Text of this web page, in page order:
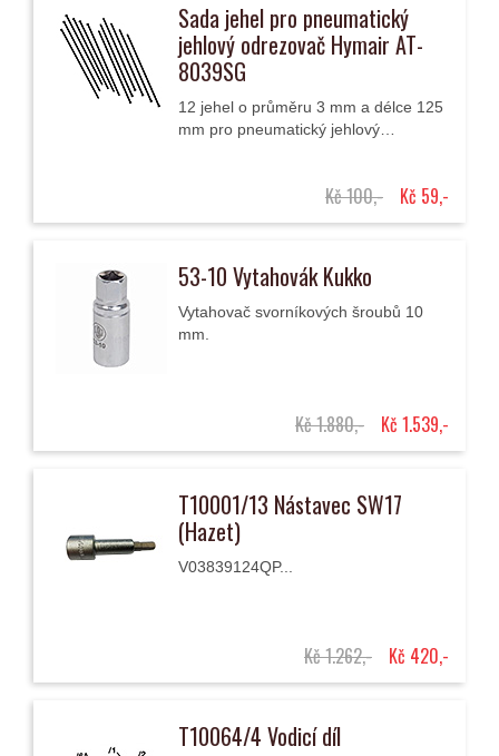
Sada jehel pro pneumatický
jehlový odrezovač Hymair AT-
8039SG
12 jehel o průměru 3 mm a délce 125
mm pro pneumatický jehlový
Kč 100,- Kč 59,-
53-10 Vytahovák Kukko
Vytahovač svorníkových šroubů 10
mm.
Kč 1.880,- Kč 1.539,-
T10001/13 Nástavec SW17
(Hazet)
V03839124QP...
Kč 1.262,- Kč 420,-
T10064/4 Vodicí díl